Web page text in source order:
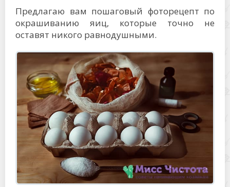
Предлагаю вам пошаговый фоторецепт по
окрашиванию яиц, которые точно не
оставят никого равнодушными.